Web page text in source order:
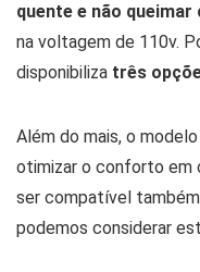
quente e não
na voltagem de 110v.
disponibiliza três
Além do mais, o
otimizar o conforto em
ser compatível
podemos considerar